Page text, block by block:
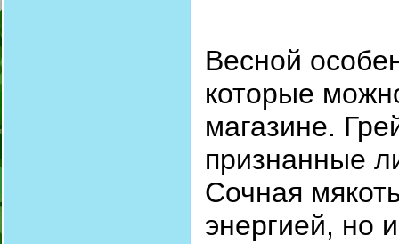
Весной
которые
магазине.
признанные
Сочная
энергией, но